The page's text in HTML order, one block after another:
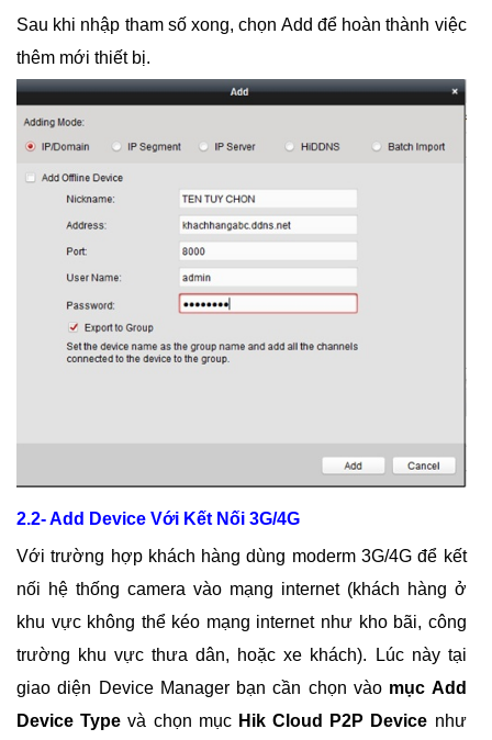
Sau khi nhập tham số xong, chọn Add để hoàn thành việc
thêm mới thiết bị.
2.2- Add Device Với Kết Nối 3G/4G
Với trường hợp khách hàng dùng moderm 3G/4G để kết
nối hệ thống camera vào mạng internet (khách hàng ở
khu vực không thể kéo mạng internet như kho bãi, công
trường khu vực thưa dân, hoặc xe khách). Lúc này tại
giao diện Device Manager bạn cần chọn vào mục Add
Device Type và chọn mục Hik Cloud P2P Device như